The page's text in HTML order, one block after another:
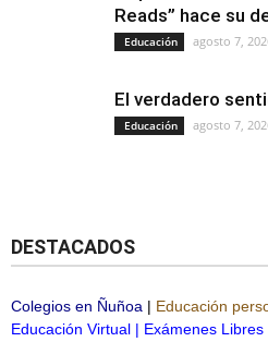
Reads” hace su
Educación agosto 7,
El verdadero
Educación agosto 7,
DESTACADOS
Colegios en Ñuñoa | Educación
Educación Virtual | Exámenes Libres